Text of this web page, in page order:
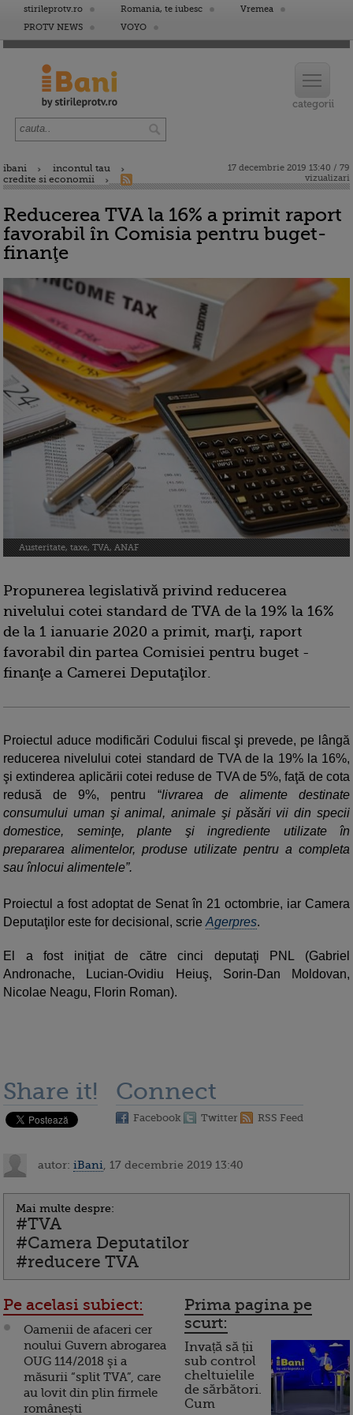
stirileprotv.ro Romania, te iubesc
Vremea
PROTV NEWS
VOYO
ibani
incontul tau
credite si economii
17 decembrie 2019 13:40 / 79
vizualizari
Reducerea TVA la 16% a primit raport
favorabil în Comisia pentru buget-
finanţe
Austeritate, taxe, TVA, ANAF
Propunerea legislativă privind reducerea
nivelului cotei standard de TVA de la 19% la 16%
de la 1 ianuarie 2020 a primit, marţi, raport
favorabil din partea Comisiei pentru buget -
finanţe a Camerei Deputaţilor.
Proiectul aduce modificări Codului fiscal şi prevede, pe lângă
reducerea nivelului cotei standard de TVA de la 19% la 16%,
şi extinderea aplicării cotei reduse de TVA de 5%, faţă de cota
redusă de 9%, pentru “livrarea de alimente destinate
consumului uman şi animal, animale şi păsări vii din specii
domestice, seminţe, plante şi ingrediente utilizate în
prepararea alimentelor, produse utilizate pentru a completa
sau înlocui alimentele”.
Proiectul a fost adoptat de Senat în 21 octombrie, iar Camera
Deputaţilor este for decisional, scrie Agerpres.
El a fost iniţiat de către cinci deputaţi PNL (Gabriel
Andronache, Lucian-Ovidiu Heiuş, Sorin-Dan Moldovan,
Nicolae Neagu, Florin Roman).
Share it! Connect
Facebook Twitter RSS Feed
autor: iBani , 17 decembrie 2019 13:40
Mai multe despre:
#TVA
#Camera Deputatilor
#reducere TVA
Pe acelasi subiect:
Oamenii de afaceri cer
noului Guvern abrogarea
OUG 114/2018 şi a
măsurii “split TVA”, care
au lovit din plin firmele
românești
Prima pagina pe
scurt:
Invață să ții
sub control
cheltuielile
de sărbători.
Cum